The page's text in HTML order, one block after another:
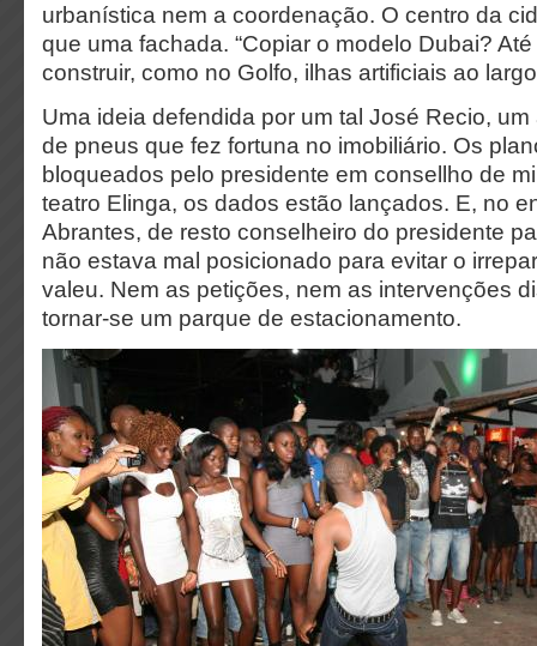
urbanística nem a coordenação. O centro da
que uma fachada. “Copiar o modelo Dubai?
construir, como no Golfo, ilhas artificiais ao
Uma ideia defendida por um tal José Recio,
de pneus que fez fortuna no imobiliário. Os
bloqueados pelo presidente em consellho de
teatro Elinga, os dados estão lançados. E, no
Abrantes, de resto conselheiro do presidente
não estava mal posicionado para evitar o
valeu. Nem as petições, nem as intervenções
tornar-se um parque de estacionamento.